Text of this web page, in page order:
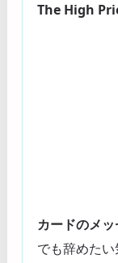
The High
カードのメッ
でも辞めた